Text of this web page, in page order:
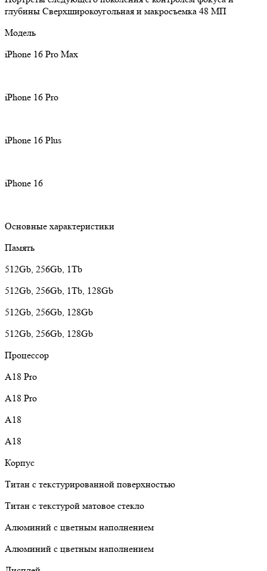
глубины Сверхширокоугольная и макросъемка 48 МП
Модель
iPhone 16 Pro Max
iPhone 16 Pro
iPhone 16 Plus
iPhone 16
Основные характеристики
Память
512Gb, 256Gb, 1Tb
512Gb, 256Gb, 1Tb, 128Gb
512Gb, 256Gb, 128Gb
512Gb, 256Gb, 128Gb
Процессор
A18 Pro
A18 Pro
A18
A18
Корпус
Титан с текстурированной поверхностью
Титан с текстурой матовое стекло
Алюминий с цветным наполнением
Алюминий с цветным наполнением